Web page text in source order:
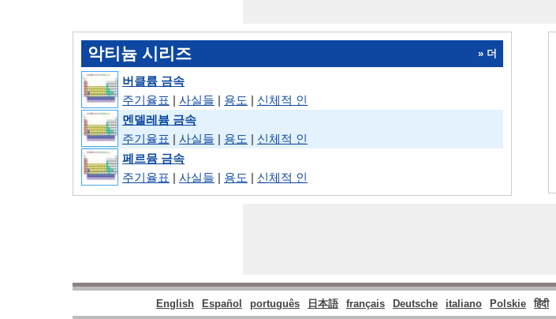
악티늄 시리즈 » 더
버클륨 금속
주기율표 | 사실들 | 용도 | 신체적 인
멘델레븀 금속
주기율표 | 사실들 | 용도 | 신체적 인
페르뮴 금속
주기율표 | 사실들 | 용도 | 신체적 인
English Español português 日本語 français Deutsche italiano Polskie हिंदी